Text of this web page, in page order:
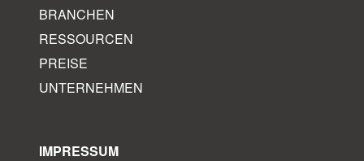
BRANCHEN
RESSOURCEN
PREISE
UNTERNEHMEN
IMPRESSUM